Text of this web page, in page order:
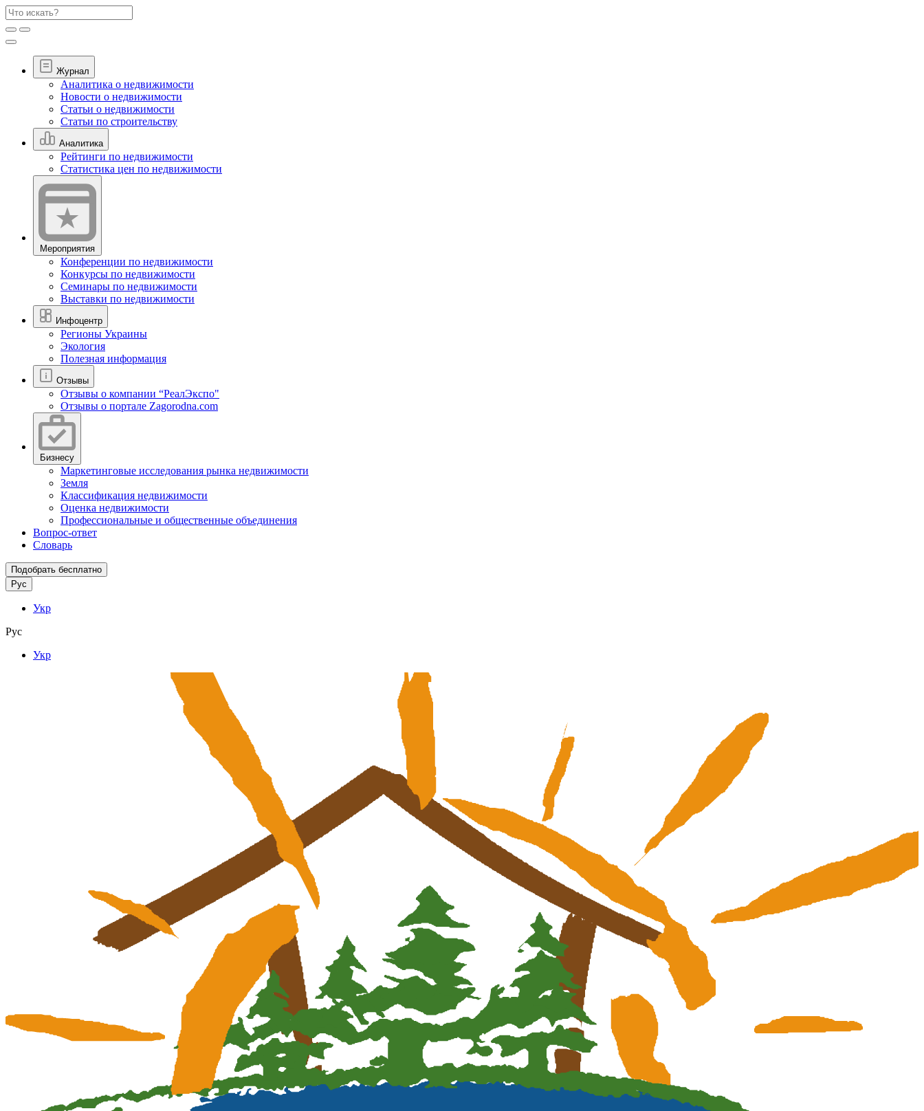
Журнал
Аналитика о недвижимости
Новости о недвижимости
Статьи о недвижимости
Статьи по строительству
Аналитика
Рейтинги по недвижимости
Статистика цен по недвижимости
Мероприятия
Конференции по недвижимости
Конкурсы по недвижимости
Семинары по недвижимости
Выставки по недвижимости
Инфоцентр
Регионы Украины
Экология
Полезная информация
Отзывы
Отзывы о компании “РеалЭкспо"
Отзывы о портале Zagorodna.com
Бизнесу
Маркетинговые исследования рынка недвижимости
Земля
Классификация недвижимости
Оценка недвижимости
Профессиональные и общественные объединения
Вопрос-ответ
Словарь
Подобрать бесплатно
Рус
Укр
Рус
Укр